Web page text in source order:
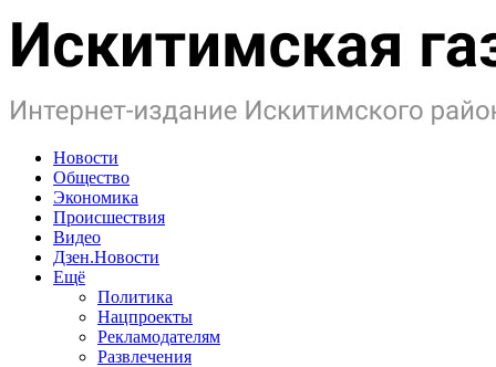
Новости
Общество
Экономика
Происшествия
Видео
Дзен.Новости
Ещё
Политика
Нацпроекты
Рекламодателям
Развлечения